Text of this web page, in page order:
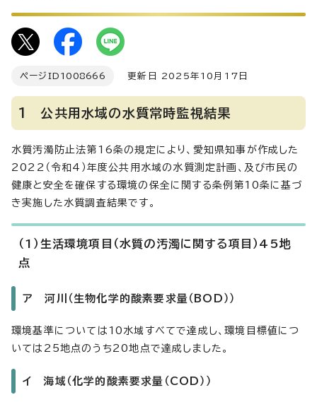
ページID 1008666 更新日 2025年10月17日
1 公共用水域の水質常時監視結果
水質汚濁防止法第16条の規定により、愛知県知事が作成した
2022（令和4）年度公共用水域の水質測定計画、及び市民の
健康と安全を確保する環境の保全に関する条例第10条に基づ
き実施した水質調査結果です。
（1）生活環境項目（水質の汚濁に関する項目）45地
点
ア 河川（生物化学的酸素要求量（BOD））
環境基準については10水域すべてで達成し、環境目標値につ
いては25地点のうち20地点で達成しました。
イ 海域（化学的酸素要求量（COD））